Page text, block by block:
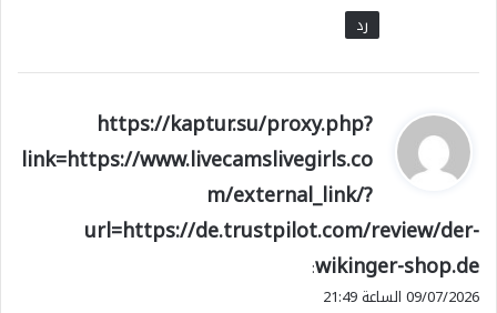
رد
ي
و
ل
https://kaptur.su/proxy.php?
link=https://www.livecamslivegirls.co
m/external_link/?
url=https://de.trustpilot.com/review/der-
wikinger-shop.de
:
09/07/2026 الساعة 21:49